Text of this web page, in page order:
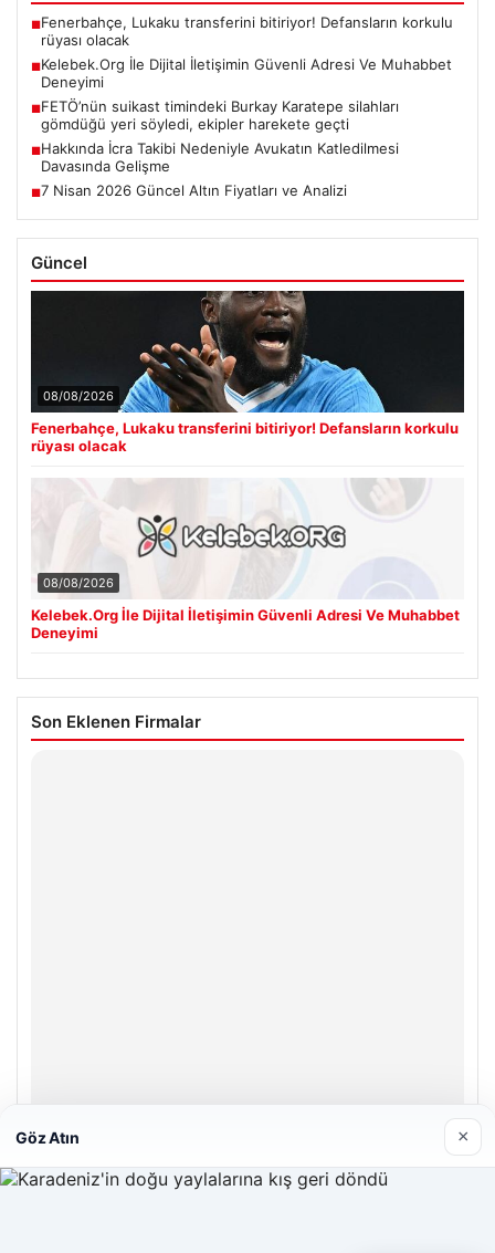
■Fenerbahçe, Lukaku transferini bitiriyor! Defansların korkulu
rüyası olacak
■Kelebek.Org İle Dijital İletişimin Güvenli Adresi Ve Muhabbet
Deneyimi
■FETÖ’nün suikast timindeki Burkay Karatepe silahları
gömdüğü yeri söyledi, ekipler harekete geçti
■Hakkında İcra Takibi Nedeniyle Avukatın Katledilmesi
Davasında Gelişme
■7 Nisan 2026 Güncel Altın Fiyatları ve Analizi
Güncel
08/08/2026
Fenerbahçe, Lukaku transferini bitiriyor! Defansların korkulu
rüyası olacak
08/08/2026
Kelebek.Org İle Dijital İletişimin Güvenli Adresi Ve Muhabbet
Deneyimi
Son Eklenen Firmalar
Göz Atın ×